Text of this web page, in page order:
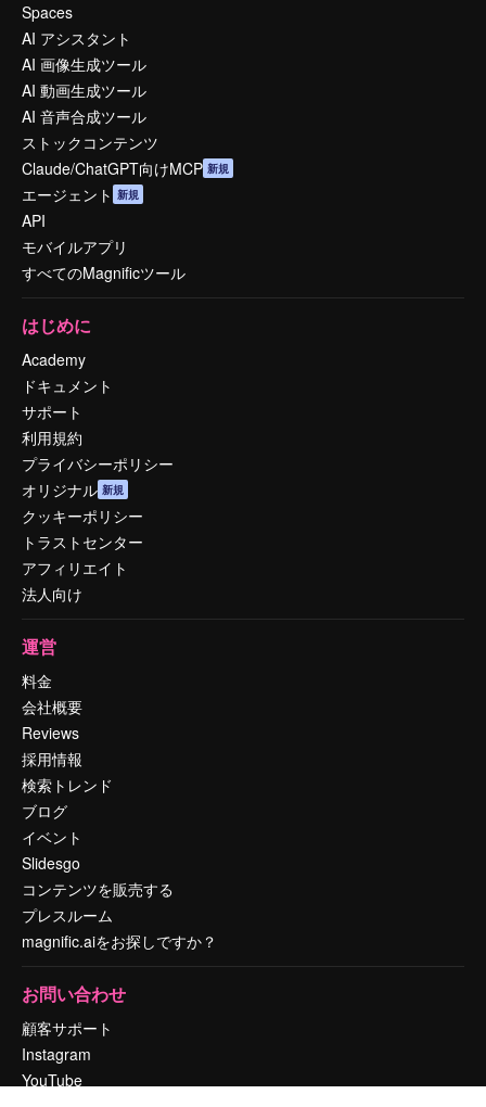
Spaces
AI アシスタント
AI 画像生成ツール
AI 動画生成ツール
AI 音声合成ツール
ストックコンテンツ
Claude/ChatGPT向けMCP 新規
エージェント 新規
API
モバイルアプリ
すべてのMagnificツール
はじめに
Academy
ドキュメント
サポート
利用規約
プライバシーポリシー
オリジナル 新規
クッキーポリシー
トラストセンター
アフィリエイト
法人向け
運営
料金
会社概要
Reviews
採用情報
検索トレンド
ブログ
イベント
Slidesgo
コンテンツを販売する
プレスルーム
magnific.aiをお探しですか？
お問い合わせ
顧客サポート
Instagram
YouTube